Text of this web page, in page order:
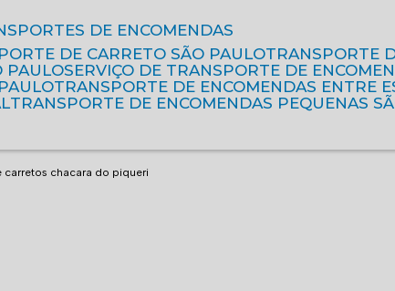
DE ENCOMENDAS
DE CARRETO SÃO PAULO
TRANSPORTE
PAULO
SERVIÇO DE TRANSPORTE DE
TRANSPORTE DE ENCOMENDAS ENTRE
TRANSPORTE DE ENCOMENDAS PEQUENAS
carretos chacara do piqueri